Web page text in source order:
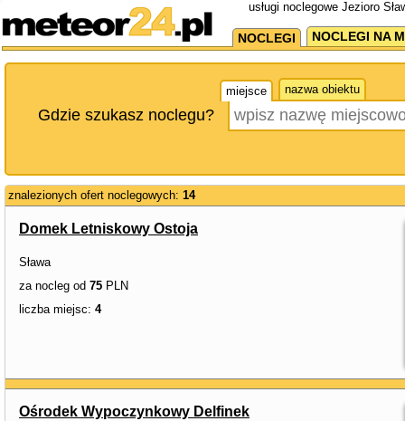
usługi noclegowe Jezioro
NOCLEGI NOCLEGI NA
miejsce nazwa obiektu
Gdzie szukasz noclegu?
znalezionych ofert noclegowych: 14
Domek Letniskowy Ostoja
Sława
za nocleg od 75 PLN
liczba miejsc: 4
Ośrodek Wypoczynkowy Delfinek